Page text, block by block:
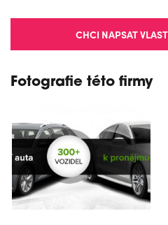
CHCI NAPSAT
Fotografie této firmy